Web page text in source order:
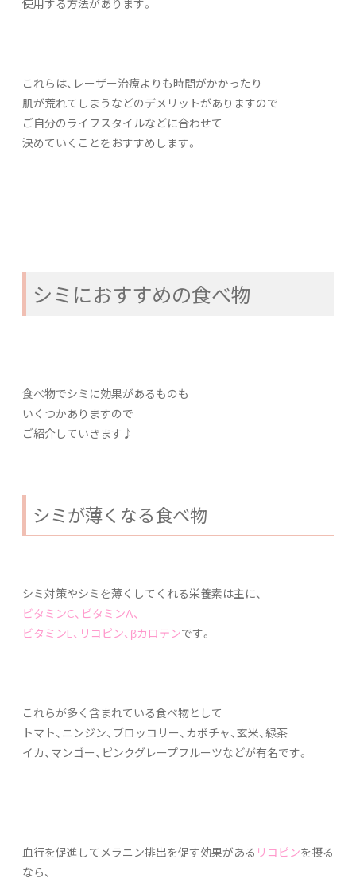
これらは、レーザー治療よりも時間がかかったり
肌が荒れてしまうなどのデメリットがありますので
ご自分のライフスタイルなどに合わせて
決めていくことをおすすめします。
シミにおすすめの食べ物
食べ物でシミに効果があるものも
いくつかありますので
ご紹介していきます♪
シミが薄くなる食べ物
シミ対策やシミを薄くしてくれる栄養素は主に、
ビタミンC、ビタミンA、
ビタミンE、リコピン、βカロテンです。
これらが多く含まれている食べ物として
トマト、ニンジン、ブロッコリー、カボチャ、玄米、緑茶
イカ、マンゴー、ピンクグレープフルーツなどが有名です。
血行を促進してメラニン排出を促す効果がある リコピンを摂る
なら、